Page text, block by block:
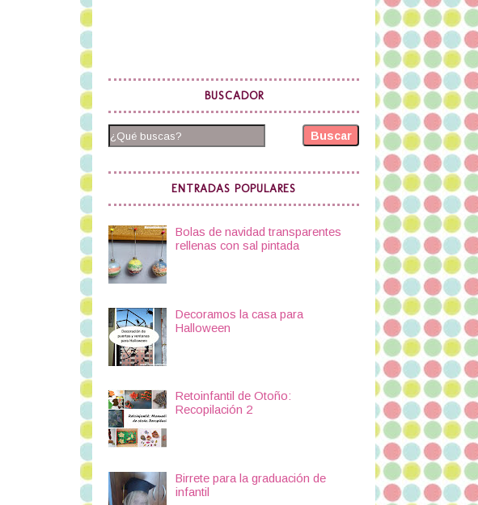
BUSCADOR
Buscar
ENTRADAS POPULARES
Bolas de navidad transparentes
rellenas con sal pintada
Decoramos la casa para
Halloween
Retoinfantil de Otoño:
Recopilación 2
Birrete para la graduación de
infantil